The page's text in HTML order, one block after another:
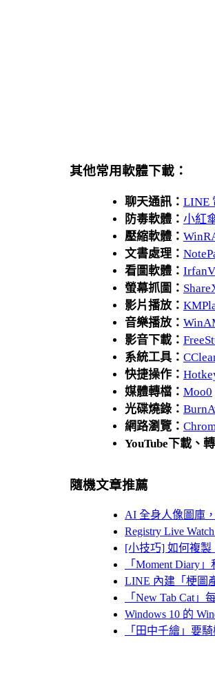
其他常用軟體下載：
聊天通訊： LINE
防毒軟體： 小紅
壓縮軟體：
文書處理：
看圖軟體：
螢幕抓圖：
影片播放：
音樂播放：
影音下載：
系統工具：
快捷操作：
媒體轉檔： Moo0
光碟燒錄：
網路瀏覽：
YouTube下載、
隨機文章推薦
AI 全身人像圖庫，
Registry Live
[小技巧] 如何複製
「Moment Diary
LINE 內建「梗圖
「New Tab Cat
Windows 10 的
「田中千繪」要